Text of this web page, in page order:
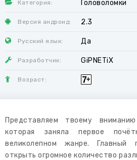
Категория: Головоломки
Версия андроид: 2.3
Русский язык: Да
Разработчик: GiPNETiX
Возраст:
Представляем твоему
которая заняла первое
великолепном жанре. Главный
открыть огромное количество